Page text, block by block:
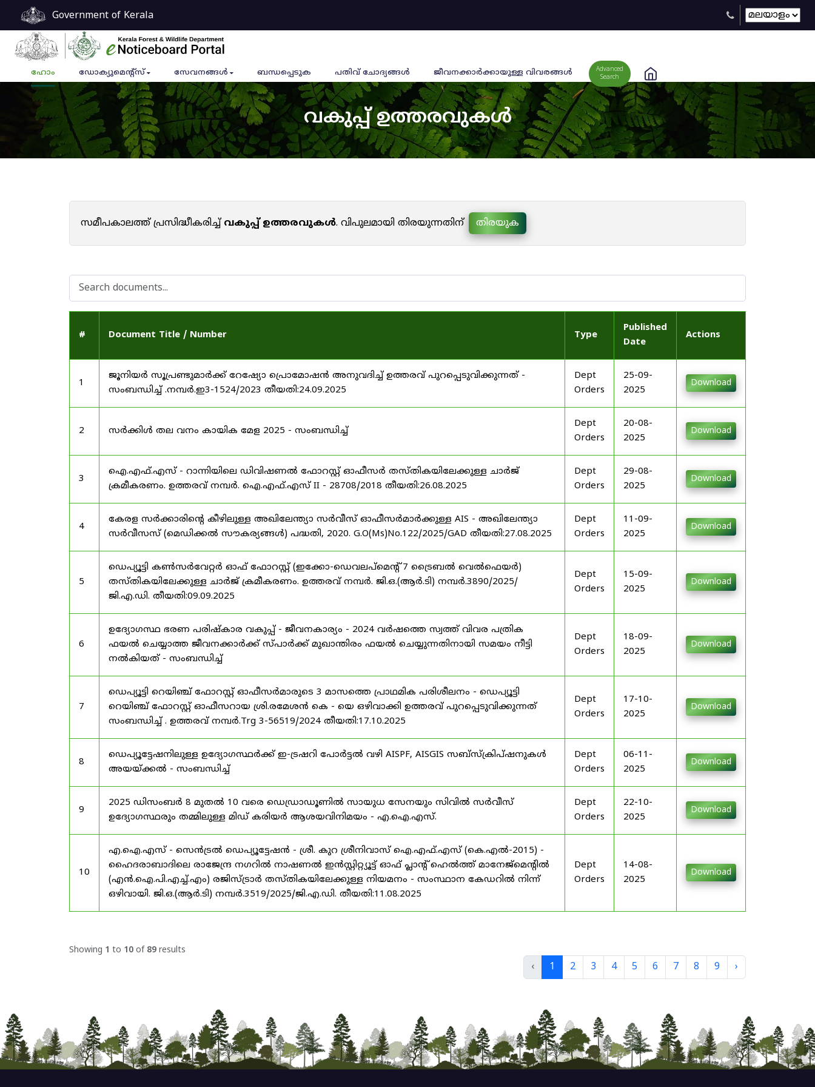
Government of Kerala
ഹോം ഡോക്യുമെൻ്റ്സ് സേവനങ്ങൾ ബന്ധപ്പെടുക പതിവ് ചോദ്യങ്ങൾ ജീവനക്കാര്‍ക്കായുള്ള വിവരങ്ങള്‍
Advanced
Search
വകുപ്പ് ഉത്തരവുകൾ
സമീപകാലത്ത് പ്രസിദ്ധീകരിച്ച്വകുപ്പ് ഉത്തരവുകൾ. വിപുലമായി തിരയുന്നതിന് തിരയുക
# Document Title / Number Type
Published
Date
Actions
1
ജൂനിയർ സൂപ്രണ്ടുമാർക്ക് റേഷ്യോ പ്രൊമോഷൻ അനുവദിച്ച് ഉത്തരവ് പുറപ്പെടുവിക്കുന്നത് -
സംബന്ധിച്ച് .നമ്പർ.ഇ3-1524/2023 തീയതി:24.09.2025
Dept
Orders
25-09-
2025
Download
2 സർക്കിൾ തല വനം കായിക മേള 2025 - സംബന്ധിച്ച്
Dept
Orders
20-08-
2025
Download
3
ഐ.എഫ്.എസ് - റാന്നിയിലെ ഡിവിഷണൽ ഫോറസ്റ്റ് ഓഫീസർ തസ്തികയിലേക്കുള്ള ചാർജ്
ക്രമീകരണം. ഉത്തരവ് നമ്പർ. ഐ.എഫ്.എസ് II - 28708/2018 തീയതി:26.08.2025
Dept
Orders
29-08-
2025
Download
4
കേരള സർക്കാരിന്റെ കീഴിലുള്ള അഖിലേന്ത്യാ സർവീസ് ഓഫീസർമാർക്കുള്ള AIS - അഖിലേന്ത്യാ
സർവീസസ് (മെഡിക്കൽ സൗകര്യങ്ങൾ) പദ്ധതി, 2020. G.O(Ms)No.122/2025/GAD തീയതി:27.08.2025
Dept
Orders
11-09-
2025
Download
5
ഡെപ്യൂട്ടി കൺസർവേറ്റർ ഓഫ് ഫോറസ്റ്റ് (ഇക്കോ-ഡെവലപ്മെന്റ് 7 ട്രൈബൽ വെൽഫെയർ)
തസ്തികയിലേക്കുള്ള ചാർജ് ക്രമീകരണം. ഉത്തരവ് നമ്പർ. ജി.ഒ.(ആർ.ടി) നമ്പർ.3890/2025/
ജി.എ.ഡി. തീയതി:09.09.2025
Dept
Orders
15-09-
2025
Download
6
ഉദ്യോഗസ്ഥ ഭരണ പരിഷ്കാര വകുപ്പ് - ജീവനകാര്യം - 2024 വർഷത്തെ സ്വത്ത് വിവര പത്രിക
ഫയൽ ചെയ്യാത്ത ജീവനക്കാർക്ക് സ്പാർക്ക് മുഖാന്തിരം ഫയൽ ചെയ്യുന്നതിനായി സമയം നീട്ടി
നൽകിയത് - സംബന്ധിച്ച്
Dept
Orders
18-09-
2025
Download
7
ഡെപ്യൂട്ടി റെയിഞ്ച് ഫോറസ്റ്റ് ഓഫീസർമാരുടെ 3 മാസത്തെ പ്രാഥമിക പരിശീലനം - ഡെപ്യൂട്ടി
റെയിഞ്ച് ഫോറസ്റ്റ് ഓഫീസറായ ശ്രി.രമേശൻ കെ - യെ ഒഴിവാക്കി ഉത്തരവ് പുറപ്പെടുവിക്കുന്നത്
സംബന്ധിച്ച് . ഉത്തരവ് നമ്പർ.Trg 3-56519/2024 തീയതി:17.10.2025
Dept
Orders
17-10-
2025
Download
8
ഡെപ്യൂട്ടേഷനിലുള്ള ഉദ്യോഗസ്ഥർക്ക് ഇ-ട്രഷറി പോർട്ടൽ വഴി AISPF, AISGIS സബ്‌സ്‌ക്രിപ്‌ഷനുകൾ
അയയ്ക്കൽ - സംബന്ധിച്ച്
Dept
Orders
06-11-
2025
Download
9
2025 ഡിസംബർ 8 മുതൽ 10 വരെ ഡെഡ്രാഡൂണിൽ സായുധ സേനയും സിവിൽ സർവീസ്
ഉദ്യോഗസ്ഥരും തമ്മിലുള്ള മിഡ് കരിയർ ആശയവിനിമയം - എ.ഐ.എസ്.
Dept
Orders
22-10-
2025
Download
10
എ.ഐ.എസ് - സെൻട്രൽ ഡെപ്യൂട്ടേഷൻ - ശ്രീ. കുറ ശ്രീനിവാസ് ഐ.എഫ്.എസ് (കെ.എൽ-2015) -
ഹൈദരാബാദിലെ രാജേന്ദ്ര നഗറിൽ നാഷണൽ ഇൻസ്റ്റിറ്റ്യൂട്ട് ഓഫ് പ്ലാന്റ് ഹെൽത്ത് മാനേജ്‌മെന്റിൽ
(എൻ.ഐ.പി.എച്ച്.എം) രജിസ്ട്രാർ തസ്തികയിലേക്കുള്ള നിയമനം - സംസ്ഥാന കേഡറിൽ നിന്ന്
ഒഴിവായി. ജി.ഒ.(ആർ.ടി) നമ്പർ.3519/2025/ജി.എ.ഡി. തീയതി:11.08.2025
Dept
Orders
14-08-
2025
Download
Showing 1 to 10 of 89 results
‹ 1 2 3 4 5 6 7 8 9 ›